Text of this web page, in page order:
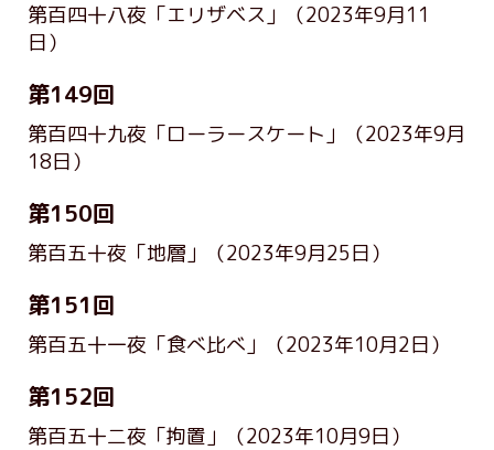
第百四十八夜「エリザベス」
（2023年9月11
日）
第149回
第百四十九夜「ローラースケート」
（2023年9月
18日）
第150回
第百五十夜「地層」 （2023年9月25日）
第151回
第百五十一夜「食べ比べ」 （2023年10月2日）
第152回
第百五十二夜「拘置」 （2023年10月9日）